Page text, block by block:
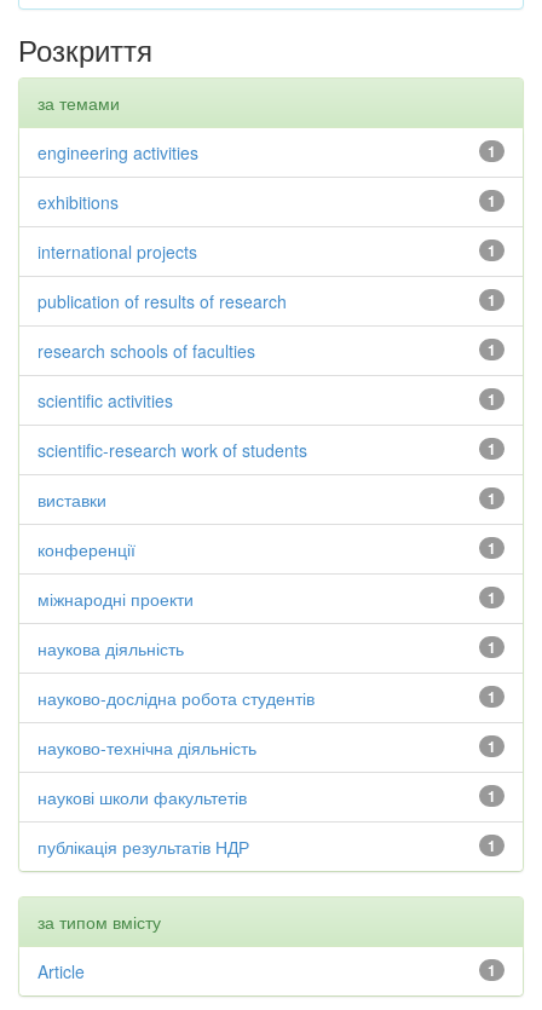
Розкриття
за темами
1
engineering activities
1
exhibitions
1
international projects
1
publication of results of research
1
research schools of faculties
1
scientific activities
1
scientific-research work of students
1
виставки
1
конференції
1
міжнародні проекти
1
наукова діяльність
1
науково-дослідна робота студентів
1
науково-технічна діяльність
1
наукові школи факультетів
1
публікація результатів НДР
за типом вмісту
1
Article